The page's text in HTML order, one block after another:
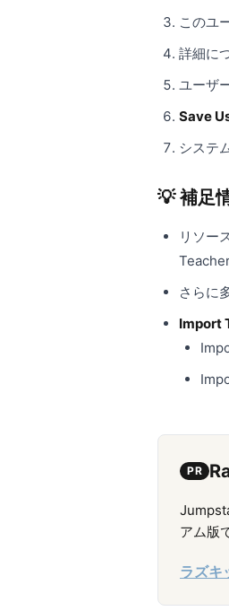
このユ
詳細に
ユーザ
Save
システ
💡 補足
リソー
さらに
Import
PR
アム版
ラズキ